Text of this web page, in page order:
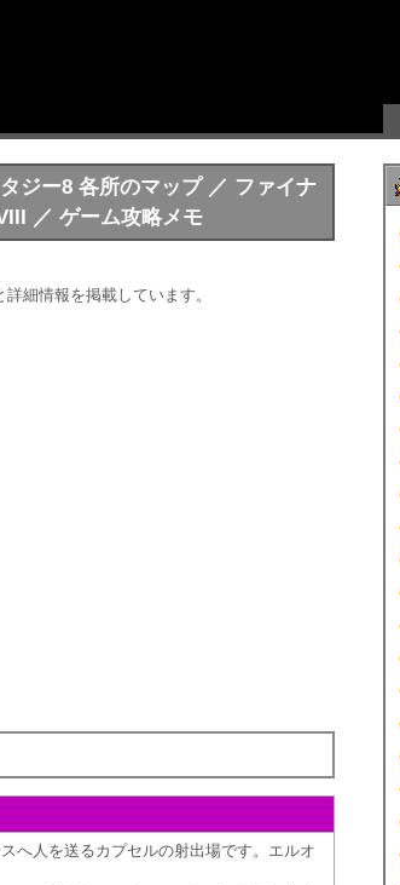
ジー8 各所のマップ ／ ファイナ
／ ゲーム攻略メモ
細情報を掲載しています。
へ人を送るカプセルの射出場です。エルオ